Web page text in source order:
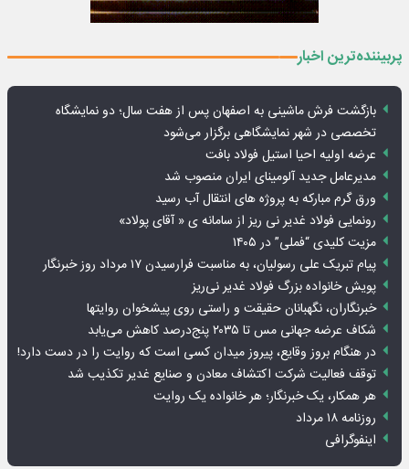
پربیننده‌ترین اخبار
بازگشت فرش ماشینی به اصفهان پس از هفت سال؛ دو نمایشگاه
تخصصی در شهر نمایشگاهی برگزار می‌شود
عرضه اولیه احیا استیل فولاد بافت
مدیرعامل جدید آلومینای ایران منصوب شد
ورق گرم مبارکه به پروژه های انتقال آب رسید
رونمایی فولاد غدیر نی ریز از سامانه ی « آقای پولاد»
مزیت کلیدی “فملی” در ۱۴۰۵
پیام تبریک علی رسولیان، به مناسبت فرارسیدن ۱۷ مرداد روز خبرنگار
پویش خانواده بزرگ فولاد غدیر نی‌ریز
خبرنگاران، نگهبانان حقیقت و راستی روی پیشخوان روایت­ها
شکاف عرضه جهانی مس تا ۲۰۳۵ پنج‌درصد کاهش می‌یابد
در هنگام بروز وقایع، پیروز میدان کسی است که روایت را در دست دارد!
توقف فعالیت شرکت اکتشاف معادن و صنایع غدیر تکذیب شد
هر همکار، یک خبرنگار؛ هر خانواده یک روایت
روزنامه ۱۸ مرداد
اینفوگرافی